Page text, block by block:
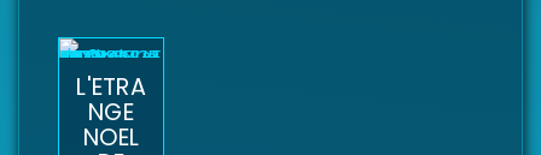
L'ETRA
NGE
NOEL